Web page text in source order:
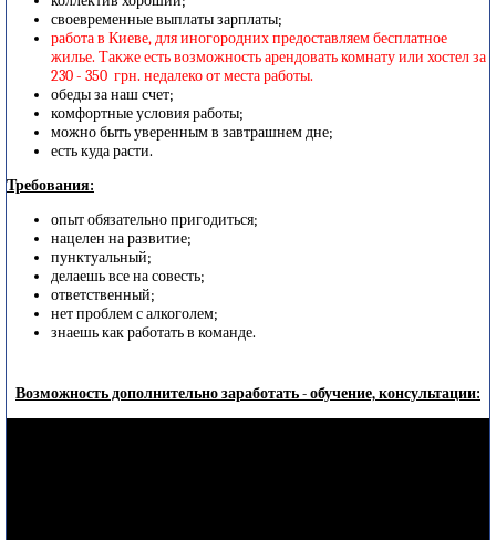
своевременные выплаты зарплаты;
работа в Киеве, для иногородних предоставляем бесплатное
жилье. Также есть возможность арендовать комнату или хостел за
230 - 350 грн. недалеко от места работы.
обеды за наш счет;
комфортные условия работы;
можно быть уверенным в завтрашнем дне;
есть куда расти.
Требования:
опыт обязательно пригодиться;
нацелен на развитие;
пунктуальный;
делаешь все на совесть;
ответственный;
нет проблем с алкоголем;
знаешь как работать в команде.
Возможность дополнительно заработать - обучение, консультации: